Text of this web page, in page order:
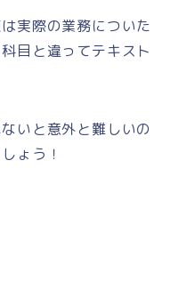
実際の業務についた
目と違ってテキスト
いと意外と難しいの
ょう！